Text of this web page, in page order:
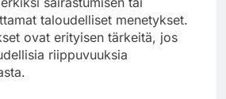
taloudelliset menetykset.
ovat erityisen tärkeitä, jos
riippuvuuksia